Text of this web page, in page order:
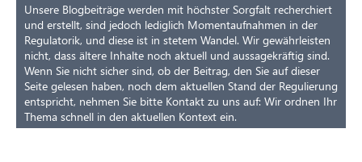
Unsere Blogbeiträge werden mit höchster Sorgfalt recherchiert
und erstellt, sind jedoch lediglich Momentaufnahmen in der
Regulatorik, und diese ist in stetem Wandel. Wir gewährleisten
nicht, dass ältere Inhalte noch aktuell und aussagekräftig sind.
Wenn Sie nicht sicher sind, ob der Beitrag, den Sie auf dieser
Seite gelesen haben, noch dem aktuellen Stand der Regulierung
entspricht, nehmen Sie bitte Kontakt zu uns auf: Wir ordnen Ihr
Thema schnell in den aktuellen Kontext ein.